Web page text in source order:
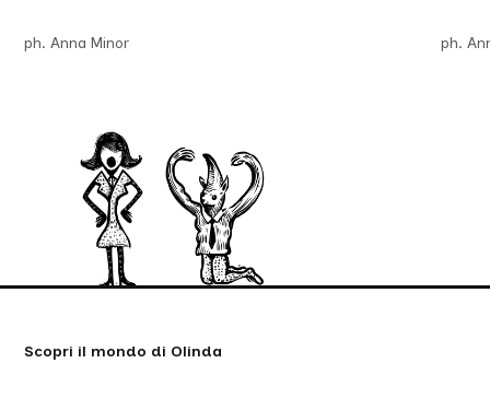
ph. Anna Minor ph.
Scopri il mondo di Olinda